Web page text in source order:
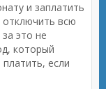
и заплатить
всю
это не
который
если